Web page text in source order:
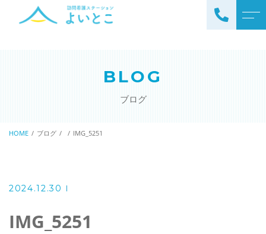
ステーションについて
訪問看護の流れ
掲示事項
BLOG
ブログ
HOME ブログ IMG_5251
2024.12.30
IMG_5251